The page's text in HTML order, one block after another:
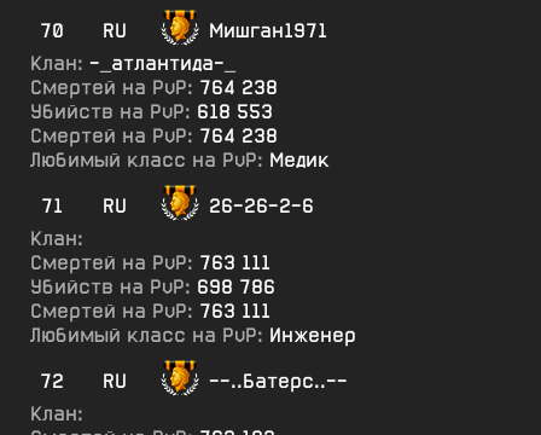
70
RU
Мишган1971
Клан: -_атлантида-_
Смертей на PvP: 764 238
Убийств на PvP: 618 553
Смертей на PvP: 764 238
Любимый класс на PvP: Медик
71
RU
26-26-2-6
Клан:
Смертей на PvP: 763 111
Убийств на PvP: 698 786
Смертей на PvP: 763 111
Любимый класс на PvP: Инженер
72
RU
--..Батерс..--
Клан: